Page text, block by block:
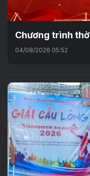
Chương trình
04/08/2026 05:52